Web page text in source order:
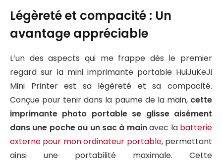
Légèreté et compacité : Un
avantage appréciable
L’un des aspects qui me frappe dès le premier
regard sur la mini imprimante portable HuiJuKeJi
Mini Printer est sa légèreté et sa compacité.
Conçue pour tenir dans la paume de la main,cette
imprimante photo portable se glisse aisément
dans une poche ou un sac à mainavec la batterie
externe pour mon ordinateur portable, permettant
ainsi une portabilité maximale. Cette